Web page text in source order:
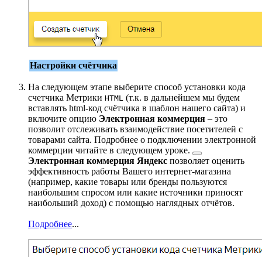
Настройки счётчика
На следующем этапе выберите способ установки кода
счетчика Метрики HTML (т.к. в дальнейшем мы будем
вставлять html-код счётчика в шаблон нашего сайта) и
включите опцию Электронная коммерция – это
позволит отслеживать взаимодействие посетителей с
товарами сайта. Подробнее о подключении электронной
коммерции читайте в следующем уроке.
Электронная коммерция Яндекс позволяет оценить
эффективность работы Вашего интернет-магазина
(например, какие товары или бренды пользуются
наибольшим спросом или какие источники приносят
наибольший доход) с помощью наглядных отчётов.
Подробнее...